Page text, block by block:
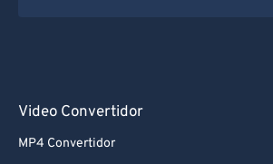
Video Convertidor
MP4 Convertidor